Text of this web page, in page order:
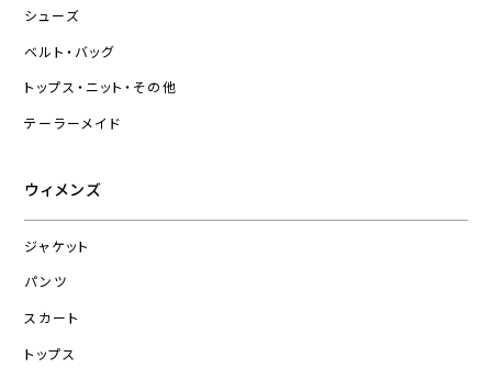
シューズ
ベルト・バッグ
トップス・ニット・その他
テーラーメイド
ウィメンズ
ジャケット
パンツ
スカート
トップス